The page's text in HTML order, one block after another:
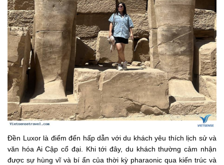
Đền Luxor là điểm đến hấp dẫn với du khách yêu thích lịch sử và
văn hóa Ai Cập cổ đại. Khi tới đây, du khách thường cảm nhận
được sự hùng vĩ và bí ẩn của thời kỳ pharaonic qua kiến trúc và